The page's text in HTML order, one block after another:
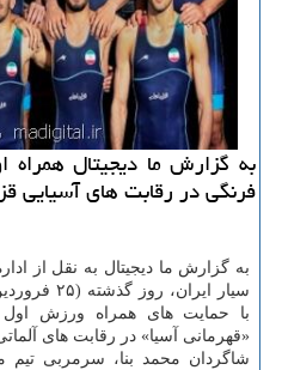
به گزارش ما دیجیتال
فرنگی در رقابت های آسیایی
به گزارش ما دیجیتال به نقل از
سیار
با حمایت های همراه ورزش
«قهرمانی آسیا» در رقابت های
شاگردان محمد بنا، سرمربی